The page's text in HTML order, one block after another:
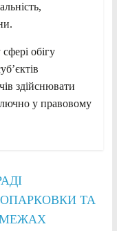
обігу
здійснювати
у правовому
ТА
МЕЖАХ